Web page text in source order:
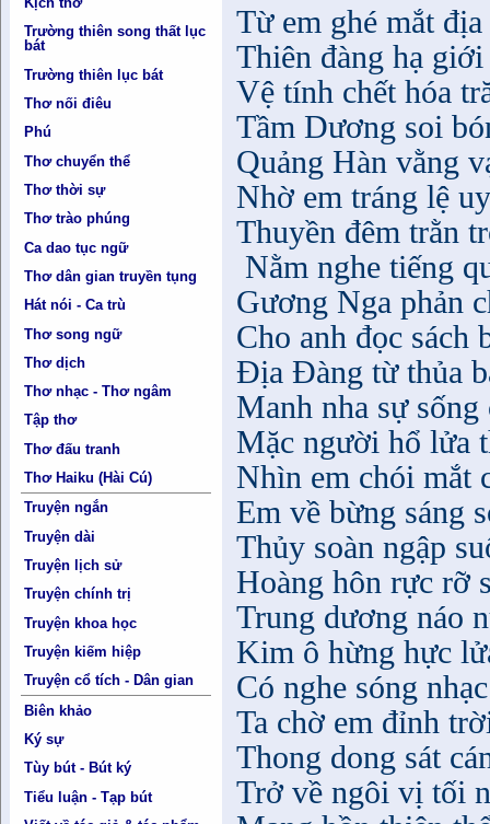
Trường thiên song thất lục
bát
Trường thiên lục bát
Thơ nối điêu
Phú
Thơ chuyển thể
Thơ thời sự
Thơ trào phúng
Ca dao tục ngữ
Thơ dân gian truyền tụng
Hát nói - Ca trù
Thơ song ngữ
Thơ dịch
Thơ nhạc - Thơ ngâm
Tập thơ
Thơ đấu tranh
Thơ Haiku (Hài Cú)
Truyện ngắn
Truyện dài
Truyện lịch sử
Truyện chính trị
Truyện khoa học
Truyện kiếm hiệp
Truyện cổ tích - Dân gian
Biên khảo
Ký sự
Tùy bút - Bút ký
Tiểu luận - Tạp bút
Từ em ghé mắt địa
Thiên đàng hạ
Vệ tính chết hóa
Tầm Dương soi
Quảng Hàn vằng
Nhờ em tráng lệ
Thuyền đêm trằn
Nằm nghe tiếng
Gương Nga phản
Cho anh đọc sách
Địa Đàng từ thủa
Manh nha sự
Mặc người hổ lửa
Nhìn em chói mắt
Em về bừng sáng
Thủy soàn ngập
Hoàng hôn rực rỡ
Trung dương náo
Kim ô hừng hực
Có nghe sóng
Ta chờ em đỉnh
Thong dong sát
Trở về ngôi vị tối